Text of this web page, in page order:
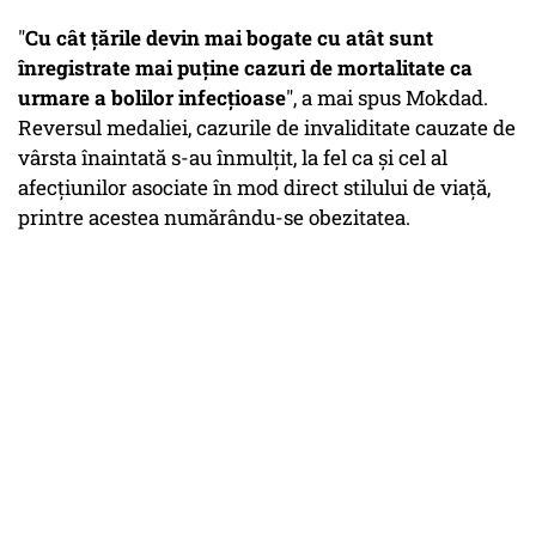
"Cu cât ţările devin mai bogate cu atât sunt
înregistrate mai puţine cazuri de mortalitate ca
urmare a bolilor infecţioase", a mai spus Mokdad.
Reversul medaliei, cazurile de invaliditate cauzate de
vârsta înaintată s-au înmulţit, la fel ca şi cel al
afecţiunilor asociate în mod direct stilului de viaţă,
printre acestea numărându-se obezitatea.